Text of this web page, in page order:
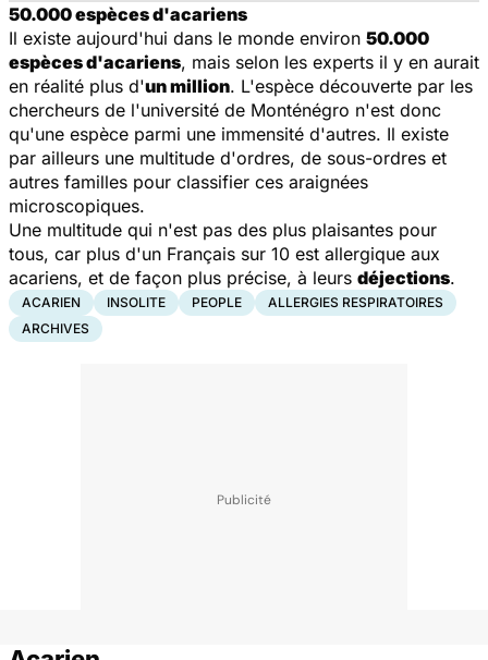
50.000 espèces d'acariens
Il existe aujourd'hui dans le monde environ 50.000
espèces d'acariens, mais selon les experts il y en aurait
en réalité plus d'un million. L'espèce découverte par les
chercheurs de l'université de Monténégro n'est donc
qu'une espèce parmi une immensité d'autres. Il existe
par ailleurs une multitude d'ordres, de sous-ordres et
autres familles pour classifier ces araignées
microscopiques.
Une multitude qui n'est pas des plus plaisantes pour
tous, car plus d'un Français sur 10 est allergique aux
acariens, et de façon plus précise, à leurs déjections.
ACARIEN INSOLITE PEOPLE
ALLERGIES RESPIRATOIRES
ARCHIVES